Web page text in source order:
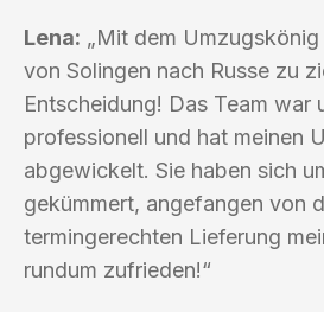
Lena: „Mit dem
von Solingen nach Russe zu
Entscheidung! Das Team war
professionell und hat meinen
abgewickelt. Sie haben sich
gekümmert, angefangen von
termingerechten Lieferung
rundum zufrieden!“